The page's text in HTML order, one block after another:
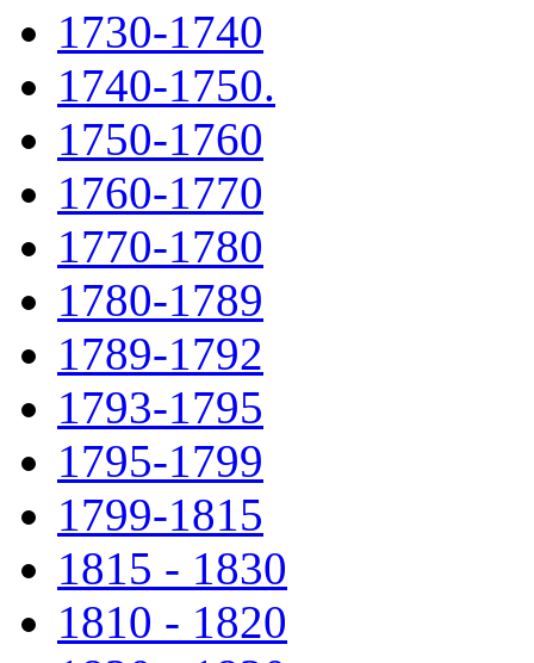
1730-1740
1740-1750.
1750-1760
1760-1770
1770-1780
1780-1789
1789-1792
1793-1795
1795-1799
1799-1815
1815 - 1830
1810 - 1820